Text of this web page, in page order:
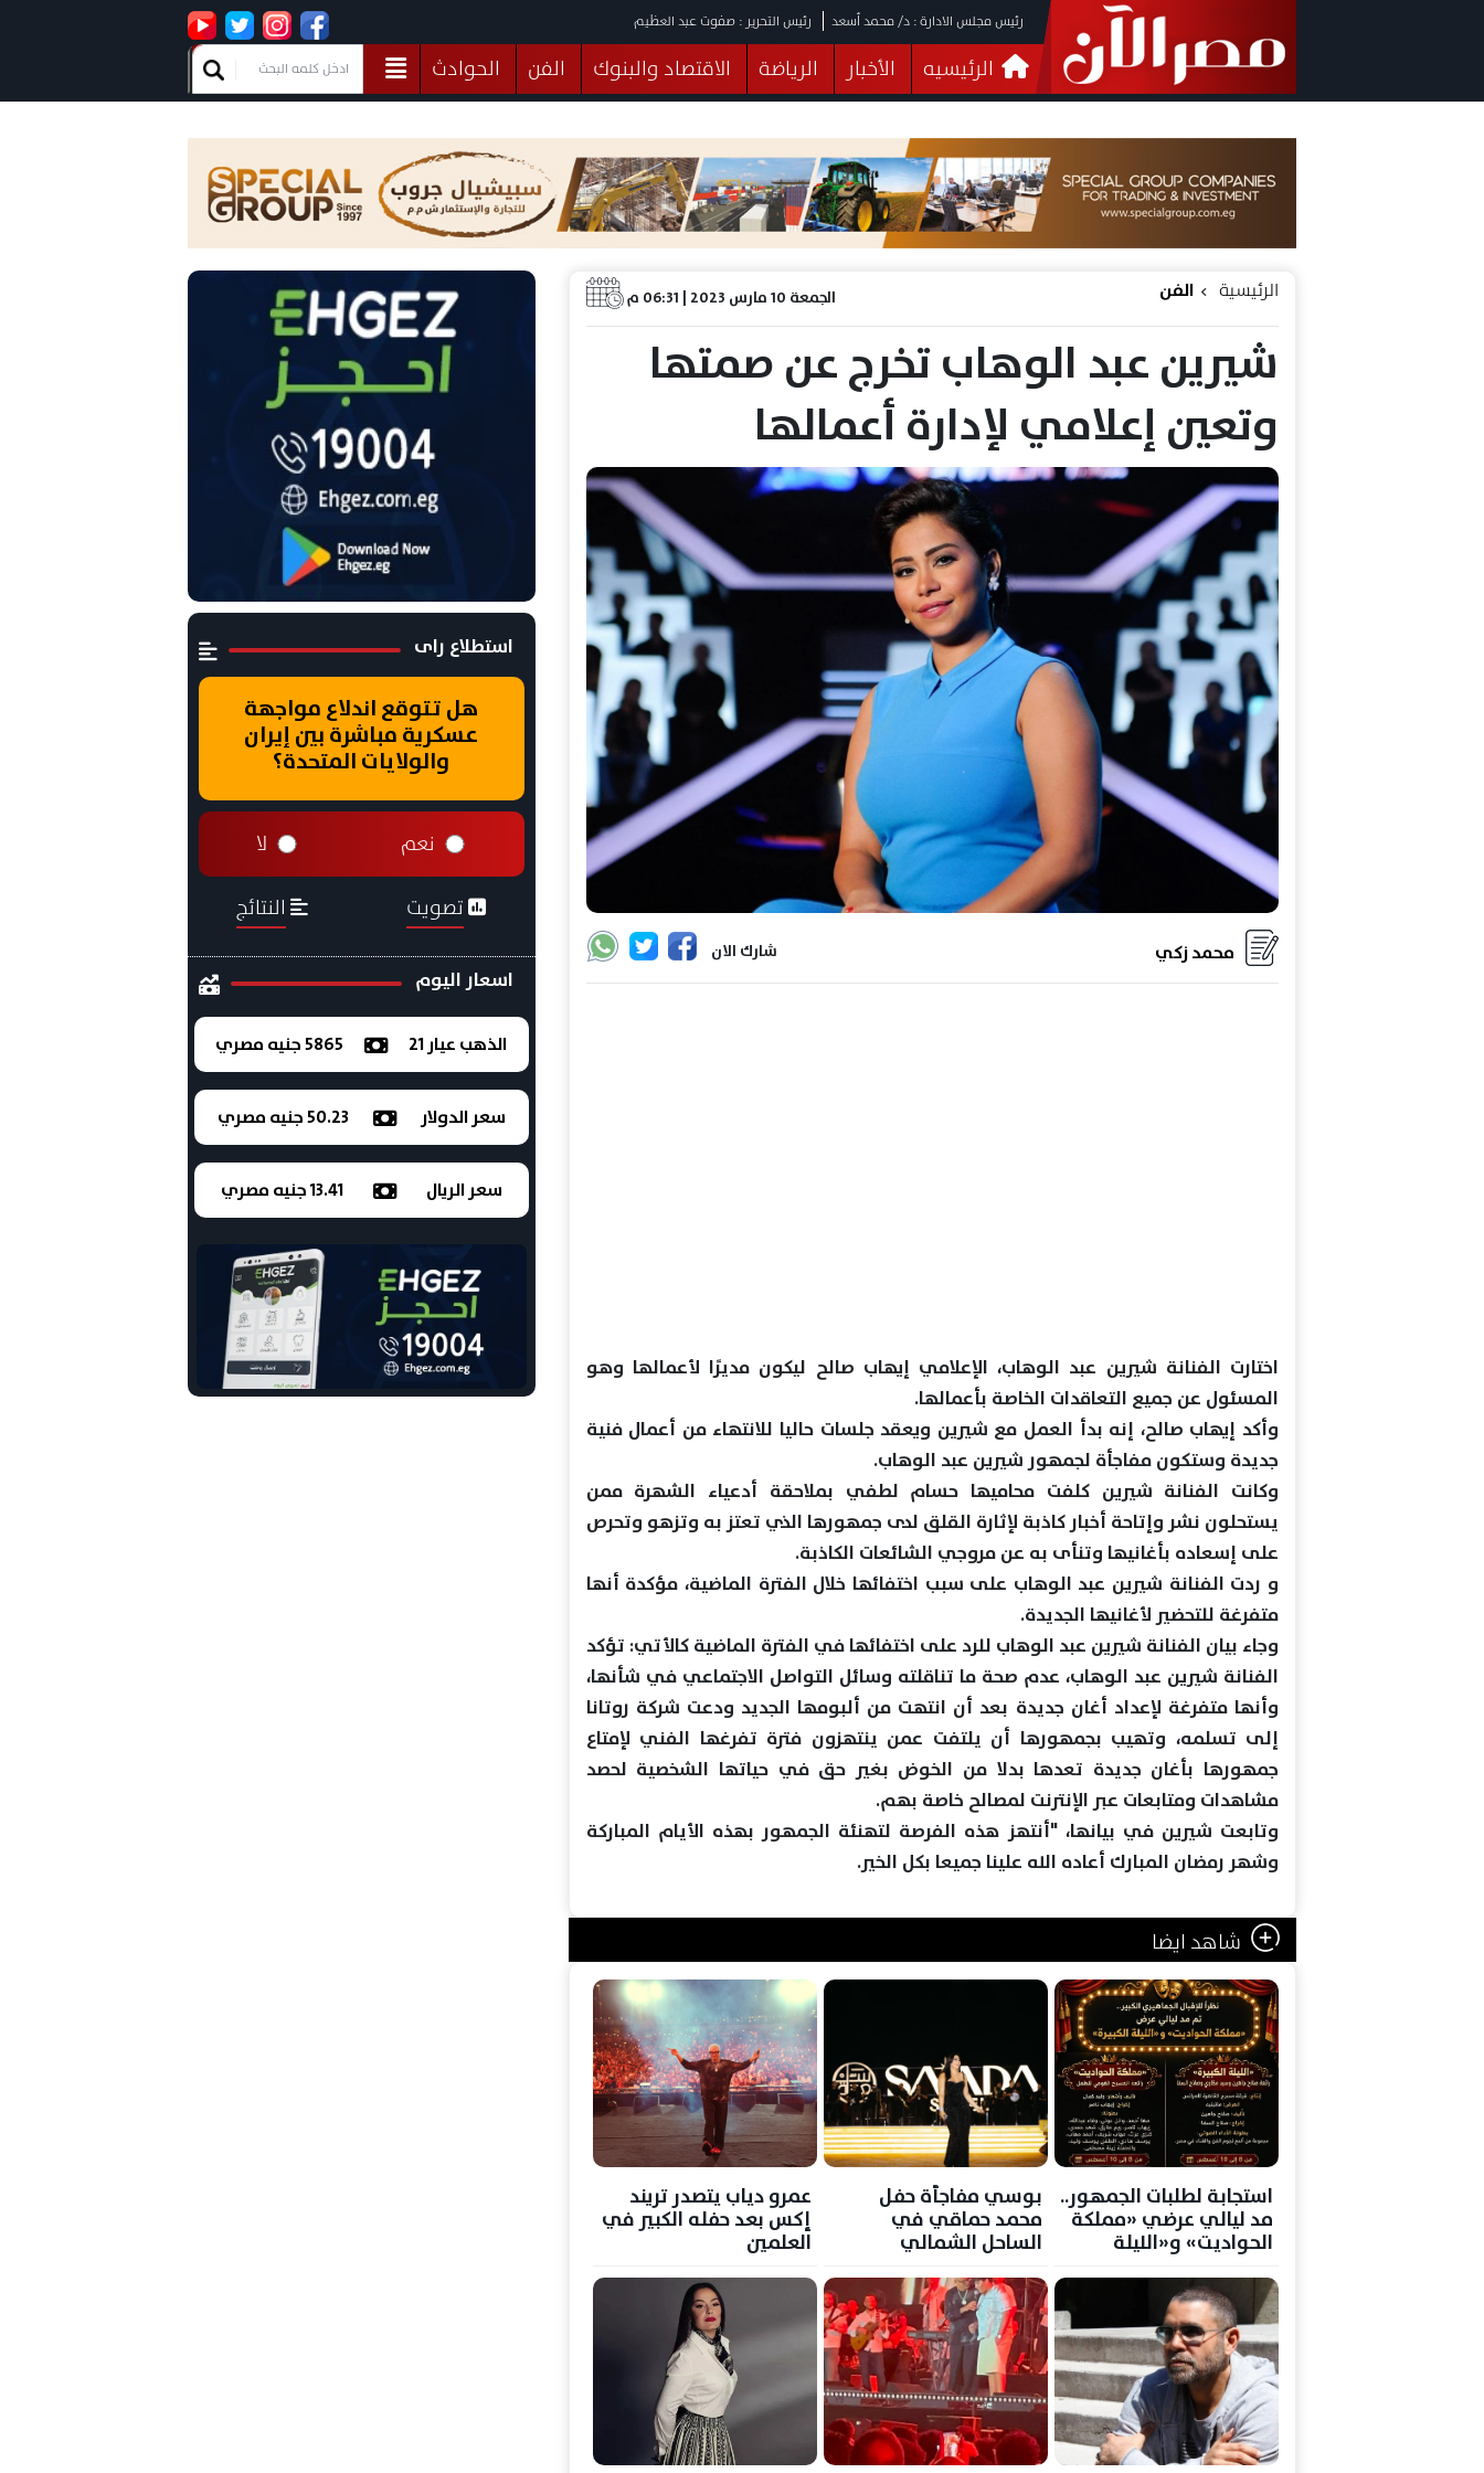
رئيس مجلس الادارة : د/ محمد أسعد رئيس التحرير : صفوت عبد العظيم
الرئيسيه الأخبار الرياضة الاقتصاد والبنوك الفن
الحوادث
فيديوهات
البرلمان صحة الثقافة خدمات منوعات
الجمعة 10 مارس 2023 | 06:31 م الرئيسية الفن
شيرين عبد الوهاب تخرج عن صمتها
وتعين إعلامي لإدارة أعمالها
شارك الان محمد زكي
اختارت الفنانة شيرين عبد الوهاب، الإعلامي إيهاب صالح ليكون مديرًا لأعمالها وهو
المسئول عن جميع التعاقدات الخاصة بأعمالها.
وأكد إيهاب صالح، إنه بدأ العمل مع شيرين ويعقد جلسات حاليا للانتهاء من أعمال فنية
جديدة وستكون مفاجأة لجمهور شيرين عبد الوهاب.
وكانت الفنانة شيرين كلفت محاميها حسام لطفي بملاحقة أدعياء الشهرة ممن
يستحلون نشر وإتاحة أخبار كاذبة لإثارة القلق لدى جمهورها الذي تعتز به وتزهو وتحرص
على إسعاده بأغانيها وتنأى به عن مروجي الشائعات الكاذبة.
و ردت الفنانة شيرين عبد الوهاب على سبب اختفائها خلال الفترة الماضية، مؤكدة أنها
متفرغة للتحضير لأغانيها الجديدة.
وجاء بيان الفنانة شيرين عبد الوهاب للرد على اختفائها في الفترة الماضية كالأتي: تؤكد
الفنانة شيرين عبد الوهاب، عدم صحة ما تناقلته وسائل التواصل الاجتماعي في شأنها،
وأنها متفرغة لإعداد أغان جديدة بعد أن انتهت من ألبومها الجديد ودعت شركة روتانا
إلى تسلمه، وتهيب بجمهورها أن يلتفت عمن ينتهزون فترة تفرغها الفني لإمتاع
جمهورها بأغان جديدة تعدها بدلا من الخوض بغير حق في حياتها الشخصية لحصد
مشاهدات ومتابعات عبر الإنترنت لمصالح خاصة بهم.
وتابعت شيرين في بيانها، "أنتهز هذه الفرصة لتهنئة الجمهور بهذه الأيام المباركة
وشهر رمضان المبارك أعاده الله علينا جميعا بكل الخير.
شاهد ايضا
استجابة لطلبات الجمهور..
مد ليالي عرضي «مملكة
الحواديت» و«الليلة
بوسي مفاجأة حفل
محمد حماقي في
الساحل الشمالي
عمرو دياب يتصدر تريند
إكس بعد حفله الكبير في
العلمين
استطلاع راى
هل تتوقع اندلاع مواجهة
عسكرية مباشرة بين إيران
والولايات المتحدة؟
نعم لا
تصويت النتائج
اسعار اليوم
الذهب عيار 21 5865 جنيه مصري
سعر الدولار 50.23 جنيه مصري
سعر الريال 13.41 جنيه مصري